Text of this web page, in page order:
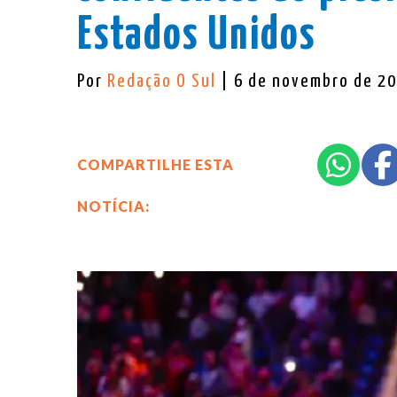
Estados Unidos
Por Redação O Sul | 6 de novembro de
COMPARTILHE ESTA
NOTÍCIA: